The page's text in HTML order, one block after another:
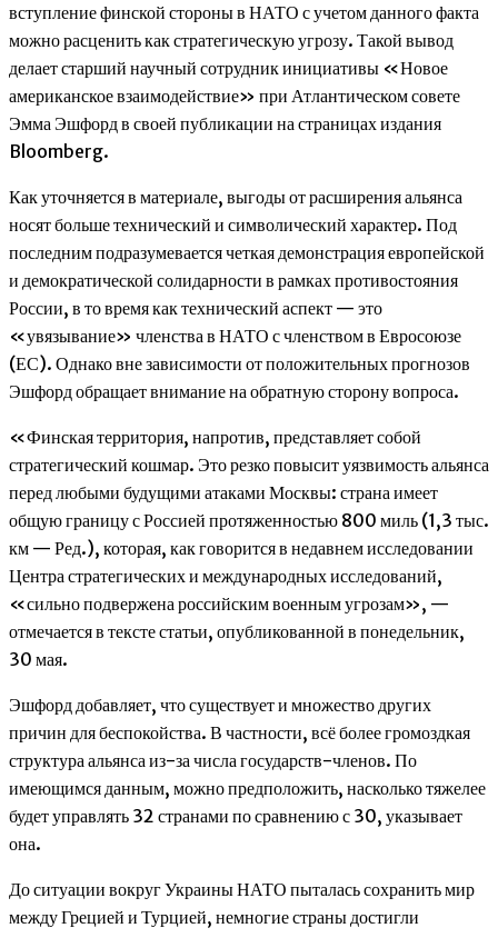
вступление финской стороны в НАТО с учетом данного факта
можно расценить как стратегическую угрозу. Такой вывод
делает старший научный сотрудник инициативы «Новое
американское взаимодействие» при Атлантическом совете
Эмма Эшфорд в своей публикации на страницах издания
Bloomberg.
Как уточняется в материале, выгоды от расширения альянса
носят больше технический и символический характер. Под
последним подразумевается четкая демонстрация европейской
и демократической солидарности в рамках противостояния
России, в то время как технический аспект — это
«увязывание» членства в НАТО с членством в Евросоюзе
(ЕС). Однако вне зависимости от положительных прогнозов
Эшфорд обращает внимание на обратную сторону вопроса.
«Финская территория, напротив, представляет собой
стратегический кошмар. Это резко повысит уязвимость альянса
перед любыми будущими атаками Москвы: страна имеет
общую границу с Россией протяженностью 800 миль (1,3 тыс.
км — Ред.), которая, как говорится в недавнем исследовании
Центра стратегических и международных исследований,
«сильно подвержена российским военным угрозам», —
отмечается в тексте статьи, опубликованной в понедельник,
30 мая.
Эшфорд добавляет, что существует и множество других
причин для беспокойства. В частности, всё более громоздкая
структура альянса из-за числа государств-членов. По
имеющимся данным, можно предположить, насколько тяжелее
будет управлять 32 странами по сравнению с 30, указывает
она.
До ситуации вокруг Украины НАТО пыталась сохранить мир
между Грецией и Турцией, немногие страны достигли